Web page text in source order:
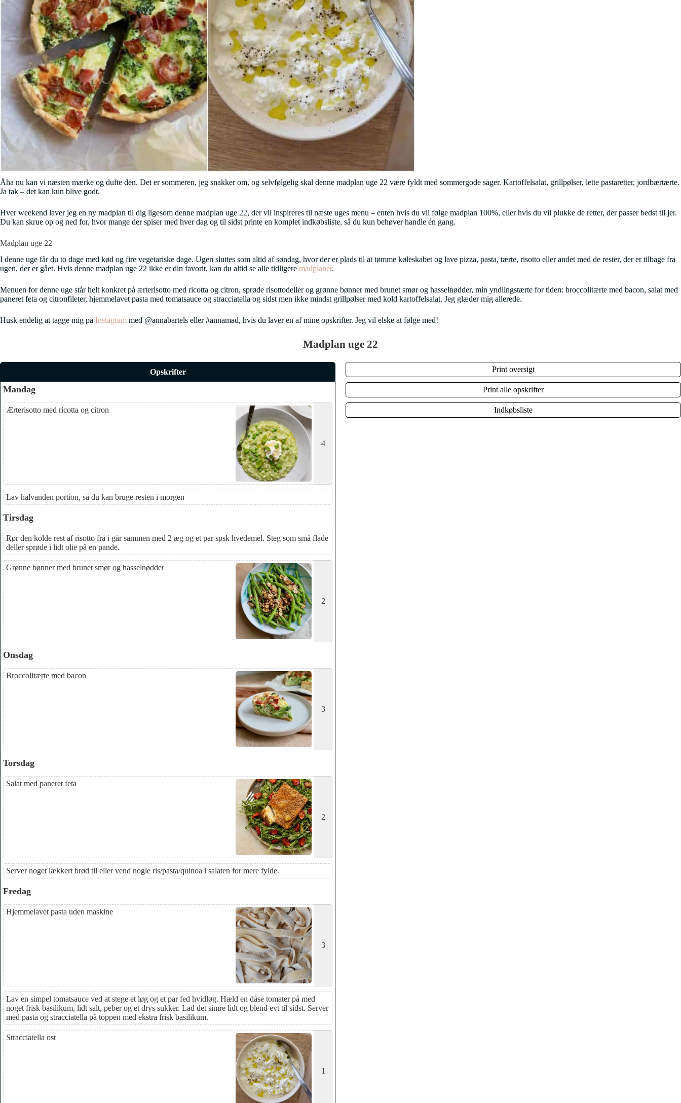
Åha nu kan vi næsten mærke og dufte den. Det er sommeren, jeg snakker om, og selvfølgelig skal denne madplan uge 22 være fyldt med sommergode sager. Kartoffelsalat, grillpølser, lette pastaretter, jordbærtærte.
Ja tak – det kan kun blive godt.
Hver weekend laver jeg en ny madplan til dig ligesom denne madplan uge 22, der vil inspireres til næste uges menu – enten hvis du vil følge madplan 100%, eller hvis du vil plukke de retter, der passer bedst til jer.
Du kan skrue op og ned for, hvor mange der spiser med hver dag og til sidst printe en komplet indkøbsliste, så du kun behøver handle én gang.
Madplan uge 22
I denne uge får du to dage med kød og fire vegetariske dage. Ugen sluttes som altid af søndag, hvor der er plads til at tømme køleskabet og lave pizza, pasta, tærte, risotto eller andet med de rester, der er tilbage fra
ugen, der er gået. Hvis denne madplan uge 22 ikke er din favorit, kan du altid se alle tidligere madplaner.
Menuen for denne uge står helt konkret på ærterisotto med ricotta og citron, sprøde risottodeller og grønne bønner med brunet smør og hasselnødder, min yndlingstærte for tiden: broccolitærte med bacon, salat med
paneret feta og citronfileter, hjemmelavet pasta med tomatsauce og stracciatella og sidst men ikke mindst grillpølser med kold kartoffelsalat. Jeg glæder mig allerede.
Husk endelig at tagge mig på Instagram med @annabartels eller #annamad, hvis du laver en af mine opskrifter. Jeg vil elske at følge med!
Madplan uge 22
Opskrifter
Mandag
Ærterisotto med ricotta og citron
4
Lav halvanden portion, så du kan bruge resten i morgen
Tirsdag
Rør den kolde rest af risotto fra i går sammen med 2 æg og et par spsk hvedemel. Steg som små flade
deller sprøde i lidt olie på en pande.
Grønne bønner med brunet smør og hasselnødder
2
Onsdag
Broccolitærte med bacon
3
Torsdag
Salat med paneret feta
2
Server noget lækkert brød til eller vend nogle ris/pasta/quinoa i salaten for mere fylde.
Fredag
Hjemmelavet pasta uden maskine
3
Lav en simpel tomatsauce ved at stege et løg og et par fed hvidløg. Hæld en dåse tomater på med
noget frisk basilikum, lidt salt, peber og et drys sukker. Lad det simre lidt og blend evt til sidst. Server
med pasta og stracciatella på toppen med ekstra frisk basilikum.
Stracciatella ost
1
Print oversigt
Print alle opskrifter
Indkøbsliste